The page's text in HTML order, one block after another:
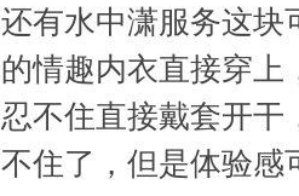
还有水中潇服务这块
的情趣内衣直接穿上
忍不住直接戴套开干
不住了，但是体验感